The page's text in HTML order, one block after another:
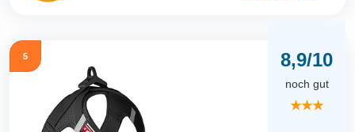
5 8,9/10
noch gut
★★★